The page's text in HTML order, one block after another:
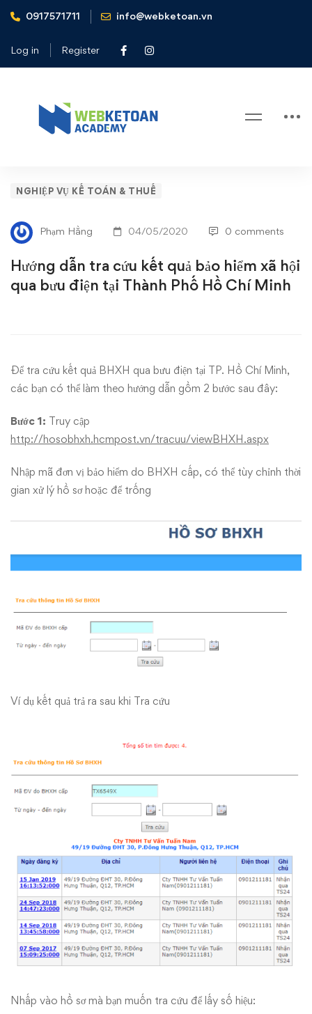
0917571711 info@webketoan.vn
Log in Register
Home
Nghiệp vụ Kế toán & Thuế
Thành Phố Hồ Chí Minh
Hướng
dẫn
tra
cứu
bảo
hiểm
xã
hội
qua
điện
tại
Thành
Phố
Hồ
NGHIỆP VỤ KẾ TOÁN & THUẾ
Phạm Hằng 04/05/2020 0 comments
Hướng dẫn tra cứu kết quả bảo hiểm xã hội
qua bưu điện tại Thành Phố Hồ Chí Minh
Để tra cứu kết quả BHXH qua bưu điện tại TP. Hồ Chí Minh,
các bạn có thể làm theo hướng dẫn gồm 2 bước sau đây:
Bước 1: Truy cập
http://hosobhxh.hcmpost.vn/tracuu/viewBHXH.aspx
Nhập mã đơn vị bảo hiểm do BHXH cấp, có thể tùy chỉnh thời
gian xử lý hồ sơ hoặc để trống
Ví dụ kết quả trả ra sau khi Tra cứu
Nhấp vào hồ sơ mà bạn muốn tra cứu để lấy số hiệu: